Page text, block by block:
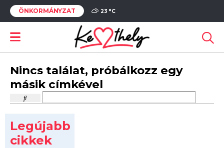
ÖNKORMÁNYZAT 23 °C
Nincs találat, próbálkozz egy
másik címkével
Legújabb
cikkek